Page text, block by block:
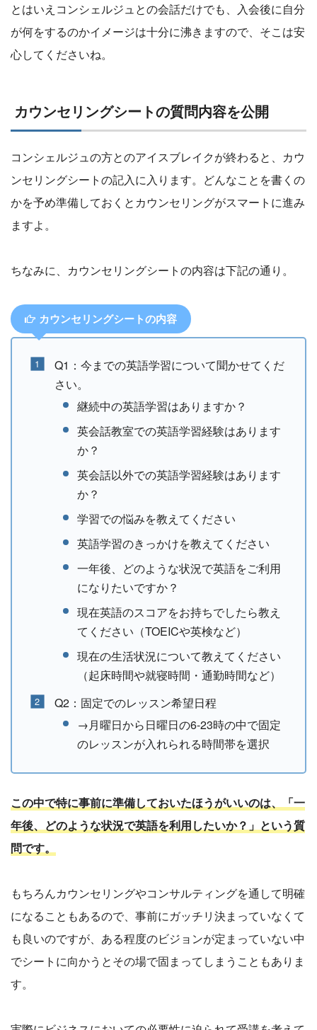
とはいえコンシェルジュとの会話だけでも、入会後に自分
が何をするのかイメージは十分に沸きますので、そこは安
心してくださいね。
カウンセリングシートの質問内容を公開
コンシェルジュの方とのアイスブレイクが終わると、カウ
ンセリングシートの記入に入ります。どんなことを書くの
かを予め準備しておくとカウンセリングがスマートに進み
ますよ。
ちなみに、カウンセリングシートの内容は下記の通り。
カウンセリングシートの内容
Q1：今までの英語学習について聞かせてくだ
さい。
継続中の英語学習はありますか？
英会話教室での英語学習経験はあります
か？
英会話以外での英語学習経験はあります
か？
学習での悩みを教えてください
英語学習のきっかけを教えてください
一年後、どのような状況で英語をご利用
になりたいですか？
現在英語のスコアをお持ちでしたら教え
てください（TOEICや英検など）
現在の生活状況について教えてください
（起床時間や就寝時間・通勤時間など）
Q2：固定でのレッスン希望日程
→月曜日から日曜日の6-23時の中で固定
のレッスンが入れられる時間帯を選択
この中で特に事前に準備しておいたほうがいいのは、「一
年後、どのような状況で英語を利用したいか？」という質
問です。
もちろんカウンセリングやコンサルティングを通して明確
になることもあるので、事前にガッチリ決まっていなくて
も良いのですが、ある程度のビジョンが定まっていない中
でシートに向かうとその場で固まってしまうこともありま
す。